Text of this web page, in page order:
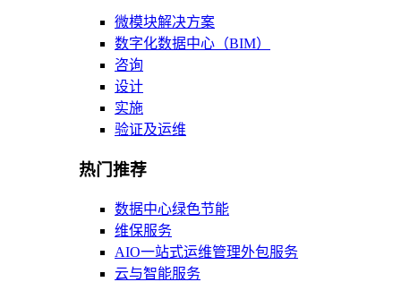
微模块解决方案
数字化数据中心（BIM）
咨询
设计
实施
验证及运维
热门推荐
数据中心绿色节能
维保服务
AIO一站式运维管理外包服务
云与智能服务